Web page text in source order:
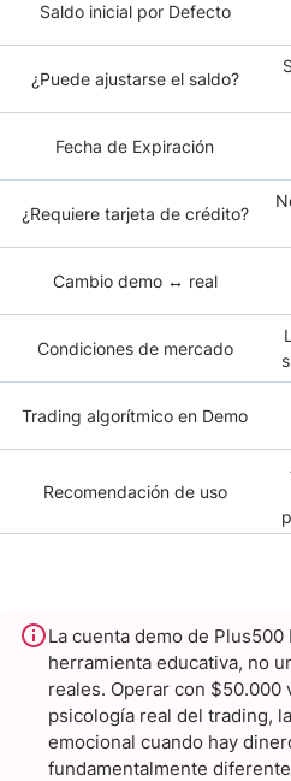
Saldo inicial por Defecto
¿Puede ajustarse el saldo?
Fecha de Expiración
¿Requiere tarjeta de crédito?
Cambio demo ↔ real
Condiciones de mercado
Trading algorítmico en Demo
Recomendación de uso
La cuenta demo de Plus500
herramienta educativa, no
reales. Operar con
psicología real del trading,
emocional cuando hay
fundamentalmente